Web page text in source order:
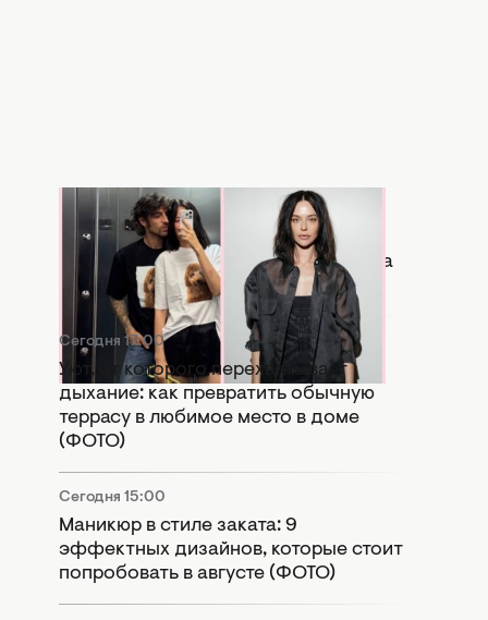
Сегодня 17:56
Копия бывшей: в Сети активно
сравнивают новую девушку Дантеса
с Дорофеевой (ФОТО)
Сегодня 17:00
Уют, от которого перехватывает
дыхание: как превратить обычную
террасу в любимое место в доме
(ФОТО)
Сегодня 15:00
Маникюр в стиле заката: 9
эффектных дизайнов, которые стоит
попробовать в августе (ФОТО)